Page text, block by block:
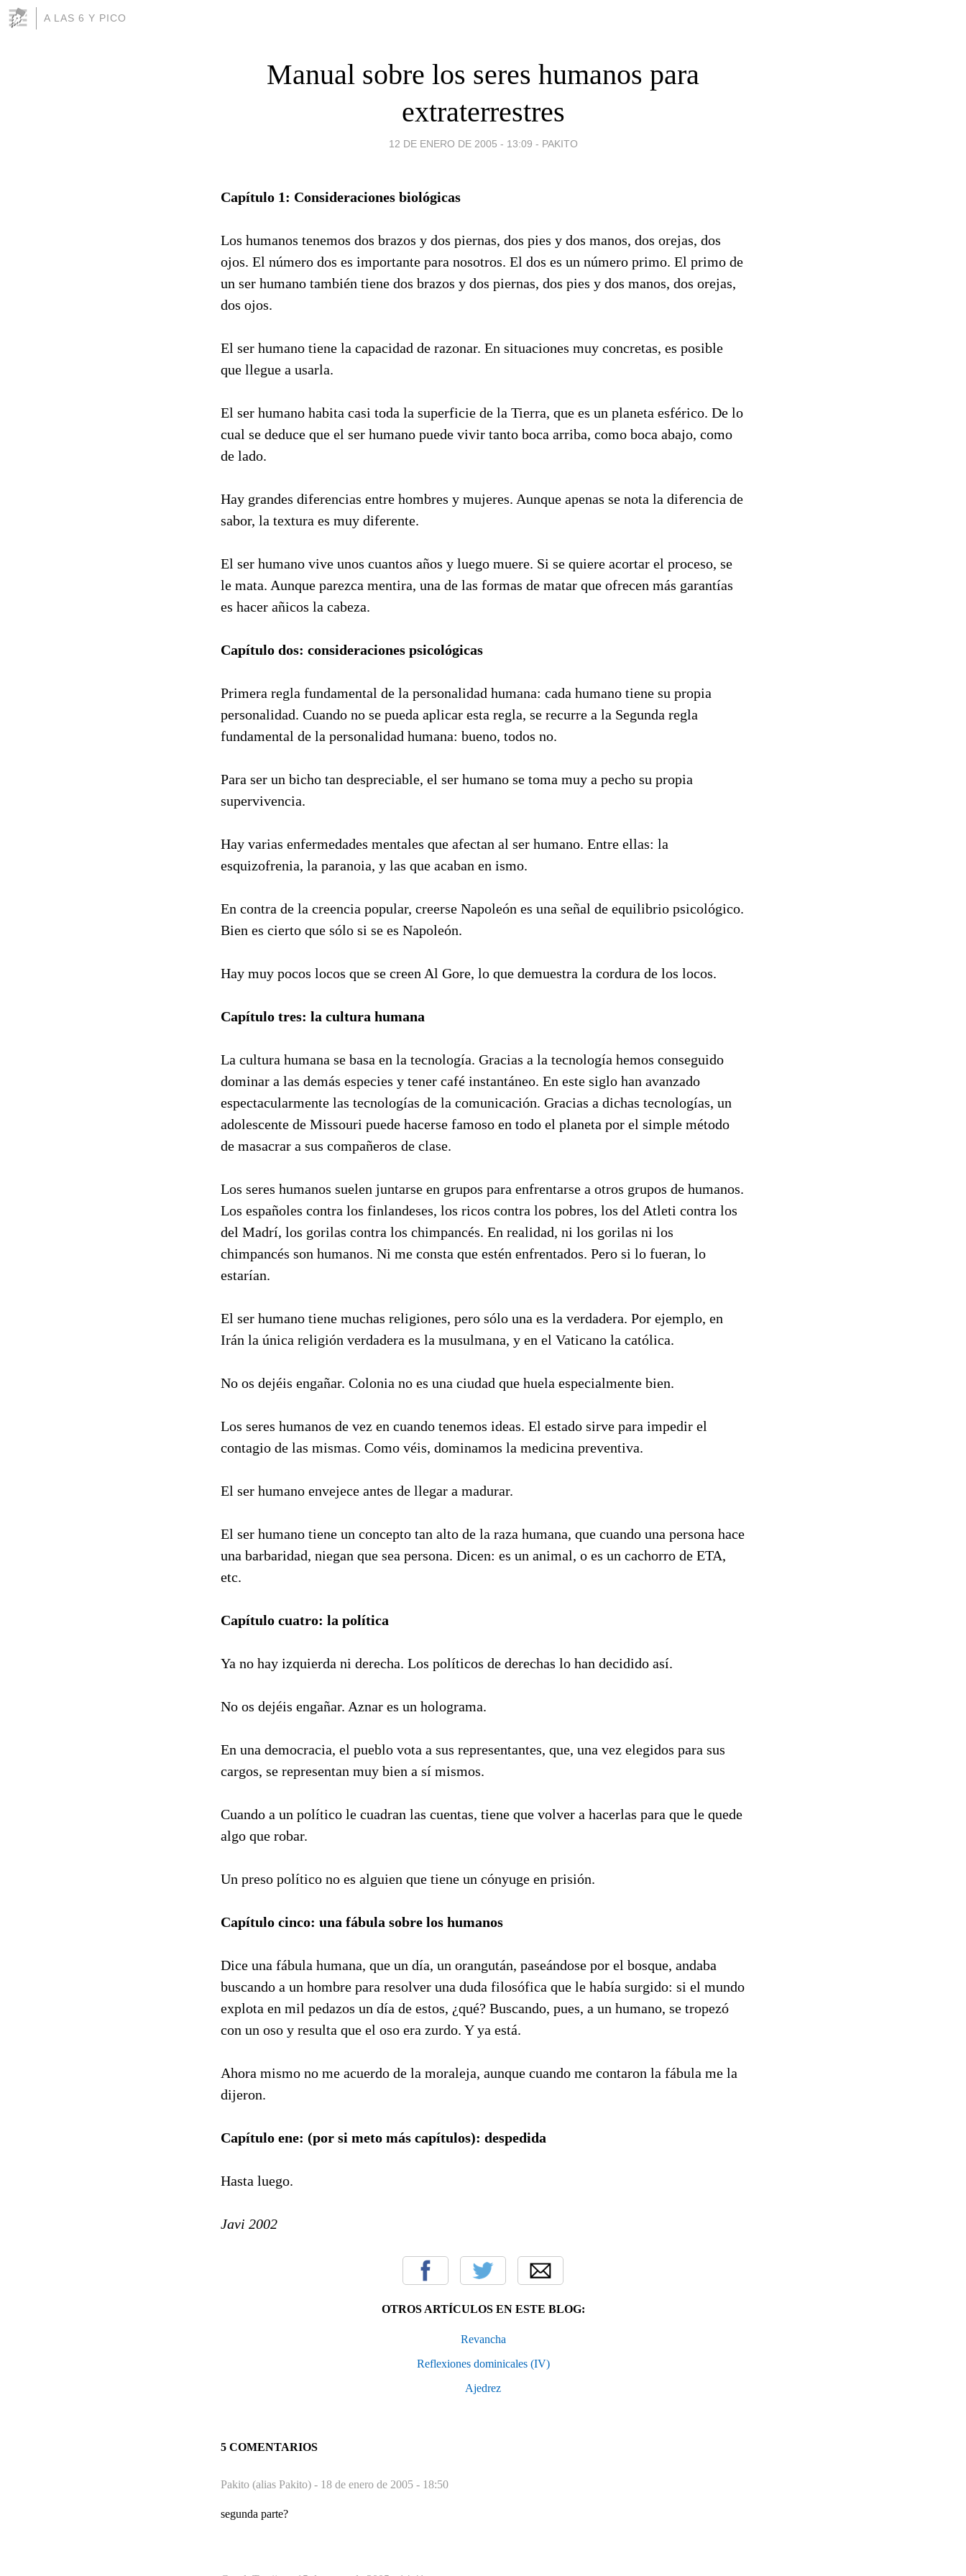
A LAS 6 Y PICO
Manual sobre los seres humanos para
extraterrestres
12 DE ENERO DE 2005 - 13:09 - PAKITO
Capítulo 1: Consideraciones biológicas
Los humanos tenemos dos brazos y dos piernas, dos pies y dos manos, dos orejas, dos
ojos. El número dos es importante para nosotros. El dos es un número primo. El primo de
un ser humano también tiene dos brazos y dos piernas, dos pies y dos manos, dos orejas,
dos ojos.
El ser humano tiene la capacidad de razonar. En situaciones muy concretas, es posible
que llegue a usarla.
El ser humano habita casi toda la superficie de la Tierra, que es un planeta esférico. De lo
cual se deduce que el ser humano puede vivir tanto boca arriba, como boca abajo, como
de lado.
Hay grandes diferencias entre hombres y mujeres. Aunque apenas se nota la diferencia de
sabor, la textura es muy diferente.
El ser humano vive unos cuantos años y luego muere. Si se quiere acortar el proceso, se
le mata. Aunque parezca mentira, una de las formas de matar que ofrecen más garantías
es hacer añicos la cabeza.
Capítulo dos: consideraciones psicológicas
Primera regla fundamental de la personalidad humana: cada humano tiene su propia
personalidad. Cuando no se pueda aplicar esta regla, se recurre a la Segunda regla
fundamental de la personalidad humana: bueno, todos no.
Para ser un bicho tan despreciable, el ser humano se toma muy a pecho su propia
supervivencia.
Hay varias enfermedades mentales que afectan al ser humano. Entre ellas: la
esquizofrenia, la paranoia, y las que acaban en ismo.
En contra de la creencia popular, creerse Napoleón es una señal de equilibrio psicológico.
Bien es cierto que sólo si se es Napoleón.
Hay muy pocos locos que se creen Al Gore, lo que demuestra la cordura de los locos.
Capítulo tres: la cultura humana
La cultura humana se basa en la tecnología. Gracias a la tecnología hemos conseguido
dominar a las demás especies y tener café instantáneo. En este siglo han avanzado
espectacularmente las tecnologías de la comunicación. Gracias a dichas tecnologías, un
adolescente de Missouri puede hacerse famoso en todo el planeta por el simple método
de masacrar a sus compañeros de clase.
Los seres humanos suelen juntarse en grupos para enfrentarse a otros grupos de humanos.
Los españoles contra los finlandeses, los ricos contra los pobres, los del Atleti contra los
del Madrí, los gorilas contra los chimpancés. En realidad, ni los gorilas ni los
chimpancés son humanos. Ni me consta que estén enfrentados. Pero si lo fueran, lo
estarían.
El ser humano tiene muchas religiones, pero sólo una es la verdadera. Por ejemplo, en
Irán la única religión verdadera es la musulmana, y en el Vaticano la católica.
No os dejéis engañar. Colonia no es una ciudad que huela especialmente bien.
Los seres humanos de vez en cuando tenemos ideas. El estado sirve para impedir el
contagio de las mismas. Como véis, dominamos la medicina preventiva.
El ser humano envejece antes de llegar a madurar.
El ser humano tiene un concepto tan alto de la raza humana, que cuando una persona hace
una barbaridad, niegan que sea persona. Dicen: es un animal, o es un cachorro de ETA,
etc.
Capítulo cuatro: la política
Ya no hay izquierda ni derecha. Los políticos de derechas lo han decidido así.
No os dejéis engañar. Aznar es un holograma.
En una democracia, el pueblo vota a sus representantes, que, una vez elegidos para sus
cargos, se representan muy bien a sí mismos.
Cuando a un político le cuadran las cuentas, tiene que volver a hacerlas para que le quede
algo que robar.
Un preso político no es alguien que tiene un cónyuge en prisión.
Capítulo cinco: una fábula sobre los humanos
Dice una fábula humana, que un día, un orangután, paseándose por el bosque, andaba
buscando a un hombre para resolver una duda filosófica que le había surgido: si el mundo
explota en mil pedazos un día de estos, ¿qué? Buscando, pues, a un humano, se tropezó
con un oso y resulta que el oso era zurdo. Y ya está.
Ahora mismo no me acuerdo de la moraleja, aunque cuando me contaron la fábula me la
dijeron.
Capítulo ene: (por si meto más capítulos): despedida
Hasta luego.
Javi 2002
OTROS ARTÍCULOS EN ESTE BLOG:
Revancha
Reflexiones dominicales (IV)
Ajedrez
5 COMENTARIOS
Pakito (alias Pakito) - 18 de enero de 2005 - 18:50
segunda parte?